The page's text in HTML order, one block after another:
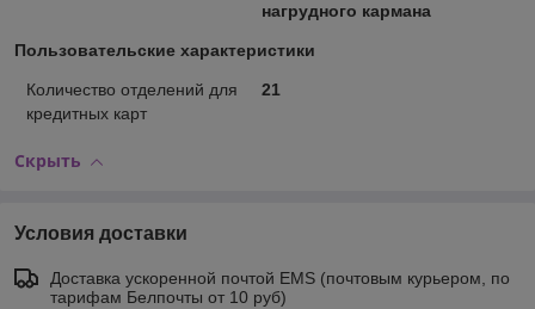
нагрудного кармана
Пользовательские характеристики
Количество отделений для
кредитных карт
21
Скрыть
Условия доставки
Доставка ускоренной почтой EMS (почтовым курьером, по
тарифам Белпочты от 10 руб)